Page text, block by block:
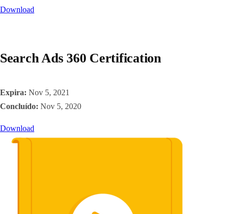
Download
Search Ads 360 Certification
Expira: Nov 5, 2021
Concluído: Nov 5, 2020
Download